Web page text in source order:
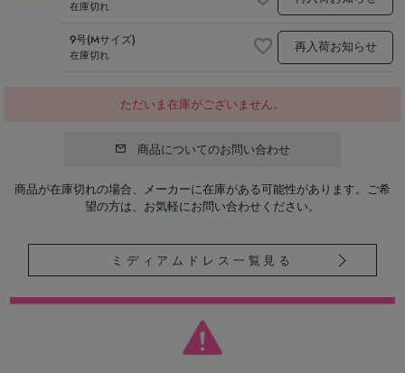
在庫切れ
9号(Mサイズ)
在庫切れ 再入荷お知らせ
ただいま在庫がございません。
商品についてのお問い合わせ
商品が在庫切れの場合、メーカーに在庫がある可能性があります。ご希
望の方は、お気軽にお問い合わせください。
ミディアムドレス一覧見る